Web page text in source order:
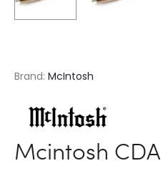
Brand: McIntosh
Mcintosh